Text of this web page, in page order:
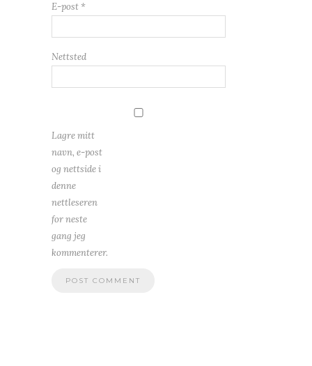
E-post *
Nettsted
Lagre mitt
navn, e-post
og nettside i
denne
nettleseren
for neste
gang jeg
kommenterer.